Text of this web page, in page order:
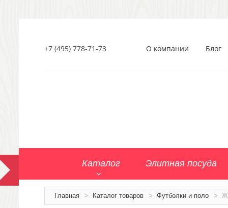
+7 (495) 778-71-73 О компании Блог
Каталог Элитная посуда
Главная > Каталог товаров > Футболки и поло >